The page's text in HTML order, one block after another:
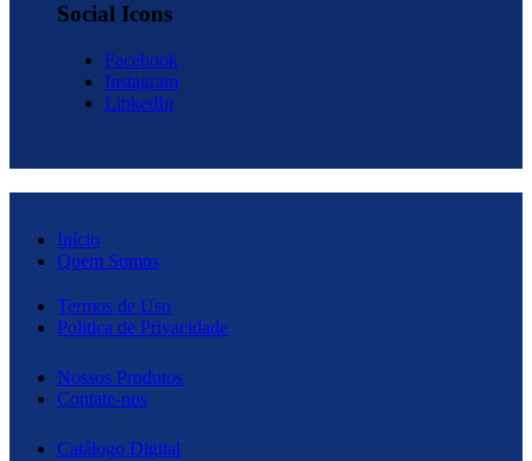
Social Icons
Facebook
Instagram
LinkedIn
Início
Quem Somos
Termos de Uso
Politica de Privacidade
Nossos Produtos
Contate-nos
Catálogo Digital